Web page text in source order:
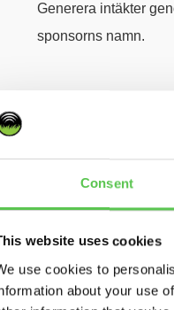
Consent
website uses cookies
use cookies to
about your use
Generera intäkter
sponsorns namn.